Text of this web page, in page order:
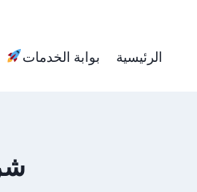
الرئيسية بوابة الخدمات